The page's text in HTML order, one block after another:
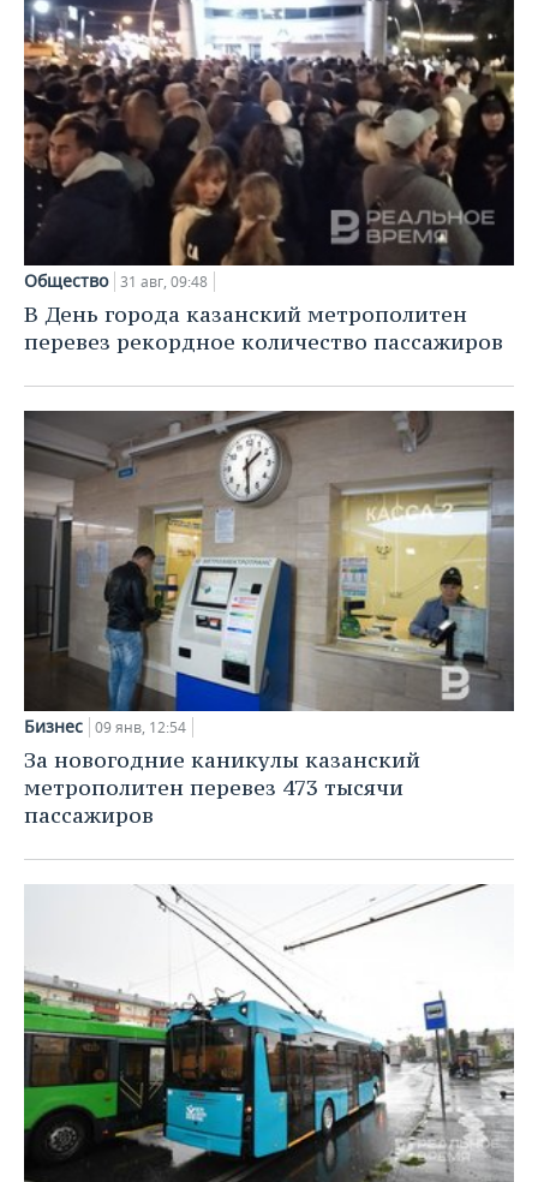
Общество 31 авг, 09:48
В День города казанский метрополитен
перевез рекордное количество пассажиров
Бизнес 09 янв, 12:54
За новогодние каникулы казанский
метрополитен перевез 473 тысячи
пассажиров